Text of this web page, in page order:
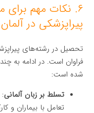
۶. نکات مهم
پیراپزشکی در آلمان
تحصیل در رشته‌های
فراوان است. در ادامه به
شده است:
تسلط بر زبان آلمانی:
تعامل با بیماران و